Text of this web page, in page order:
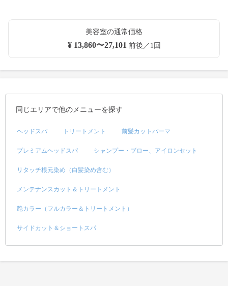
美容室の通常価格
¥ 13,860〜27,101 前後／1回
同じエリアで他のメニューを探す
ヘッドスパ トリートメント 前髪カットパーマ
プレミアムヘッドスパ シャンプー・ブロー、アイロンセット
リタッチ根元染め（白髪染め含む）
メンテナンスカット＆トリートメント
艶カラー（フルカラー＆トリートメント）
サイドカット＆ショートスパ